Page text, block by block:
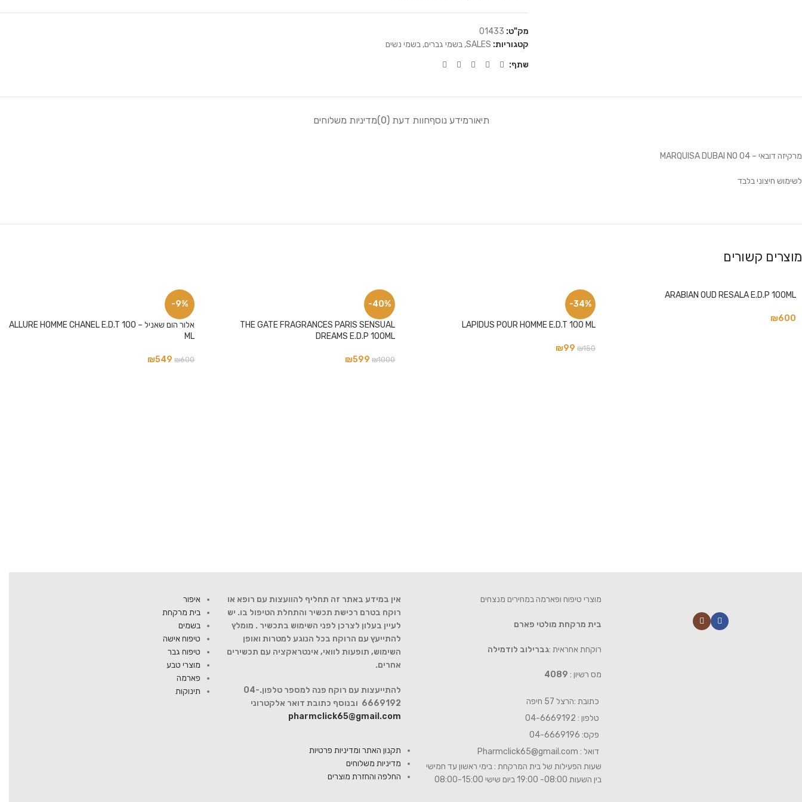
מק"ט: 01433
קטגוריות: SALES
, בשמי גברים, בשמי נשים
שתף:
תיאורמידע נוסףחוות דעת (0) מדיניות משלוחים
מרקיזה דובאי – MARQUISA DUBAI NO 04
לשימוש חיצוני בלבד
מוצרים קשורים
ARABIAN OUD RESALA E.D.P 100ML
₪600
-34%
LAPIDUS POUR HOMME E.D.T 100 ML
₪150
₪99
-40%
THE GATE FRAGRANCES PARIS SENSUAL
DREAMS E.D.P 100ML
₪1000
₪599
-9%
אלור הום שאניל – ALLURE HOMME CHANEL E.D.T 100
ML
₪600
₪549
איפור
בית מרקחת
בשמים
טיפוח אישה
טיפוח גבר
מוצרי טבע
פארמה
תינוקות
אין במידע באתר זה תחליף להוועצות עם רופא או
רוקח בטרם רכישת תכשיר והתחלת הטיפול בו. יש
לעיין בעלון לצרכן לפני השימוש בתכשיר . מומלץ
להתייעץ עם הרוקח בכל הנוגע למטרות ואופן
השימוש, תופעות לוואי, אינטראקציה עם תכשירים
אחרים.
להתייעצות עם רוקח פנה למספר טלפון.04-
6669192 ובנוסף כתובת דואר אלקטרוני
pharmclick65@gmail.com
תקנון האתר ומדיניות פרטיות
מדיניות משלוחים
החלפה והחזרת מוצרים
מוצרי טיפוח ופארמה במחירים מנצחים
בית מרקחת מולטי פארם
רוקחת אחראית :גברילוב לודמילה
מס רשיון : 4089
כתובת :הרצל 57 חיפה
טלפון : 04-6669192
פקס: 04-6669196
דואל : Pharmclick65@gmail.com
שעות הפעילות של בית המרקחת : בימי ראשון עד חמישי
בין השעות 08:00- 19:00 ביום שישי 08:00-15:00
פייסבוק
אינסטגרם